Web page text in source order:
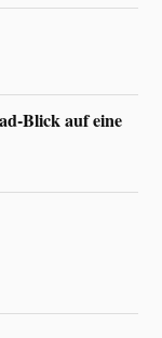
Blick auf eine